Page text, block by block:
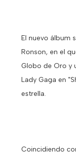
El nuevo álbum
Ronson, en el
Globo de Oro y
Lady Gaga en
estrella.
Coincidiendo